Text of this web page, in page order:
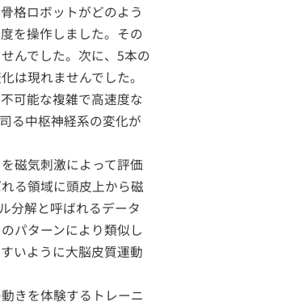
格ロボットがどのよう
を操作しました。その
んでした。次に、5本の
は現れませんでした。
可能な複雑で高速度な
る中枢神経系の変化が
磁気刺激によって評価
る領域に頭皮上から磁
分解と呼ばれるデータ
パターンにより類似し
いように大脳皮質運動
きを体験するトレーニ